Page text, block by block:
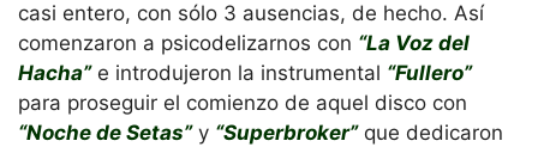
casi entero, con sólo 3 ausencias, de hecho. Así
comenzaron a psicodelizarnos con “La Voz del
Hacha”e introdujeron la instrumental “Fullero”
para proseguir el comienzo de aquel disco con
“Noche de Setas”y “Superbroker”que dedicaron